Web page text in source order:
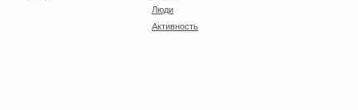
Люди
Активность